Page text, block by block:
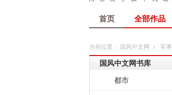
首页 全部作品
当前位置： 国风中文网 > 军事
国风中文网书库
都市